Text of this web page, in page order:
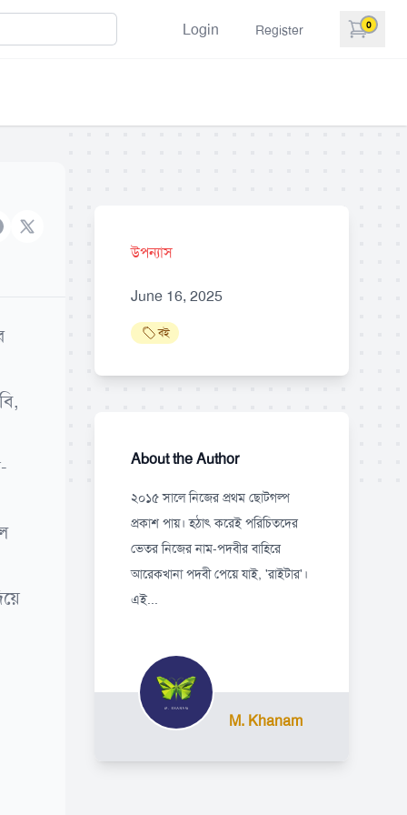
Login Register 0
items in
X brand
উপন্যাস
June 16, 2025
বই
About the Author
২০১৫ সালে নিজের প্রথম ছোটগল্প
প্রকাশ পায়। হঠাৎ করেই পরিচিতদের
ভেতর নিজের নাম-পদবীর বাহিরে
আরেকখানা পদবী পেয়ে যাই, 'রাইটার'।
এই...
M. Khanam